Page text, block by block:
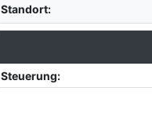
Standort:
Steuerung: